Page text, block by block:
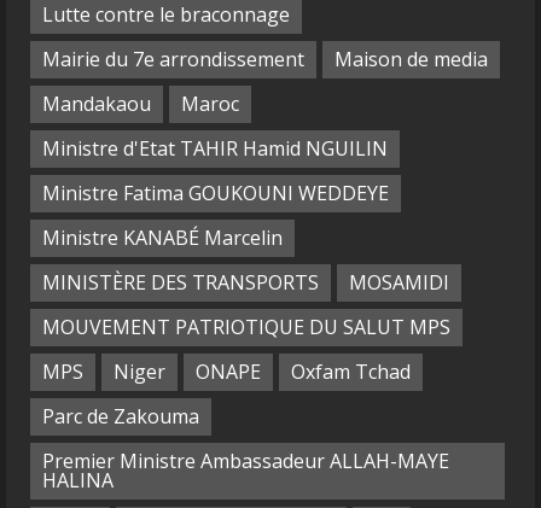
Lutte contre le braconnage
Mairie du 7e arrondissement
Maison de media
Mandakaou
Maroc
Ministre d'Etat TAHIR Hamid NGUILIN
Ministre Fatima GOUKOUNI WEDDEYE
Ministre KANABÉ Marcelin
MINISTÈRE DES TRANSPORTS
MOSAMIDI
MOUVEMENT PATRIOTIQUE DU SALUT MPS
MPS
Niger ONAPE
Oxfam Tchad
Parc de Zakouma
Premier Ministre Ambassadeur ALLAH-MAYE
HALINA